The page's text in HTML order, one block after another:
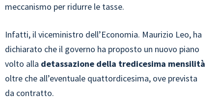
meccanismo per ridurre le tasse.
Infatti, il viceministro dell’Economia. Maurizio Leo, ha
dichiarato che il governo ha proposto un nuovo piano
volto alla detassazione della tredicesima mensilità
oltre che all’eventuale quattordicesima, ove prevista
da contratto.